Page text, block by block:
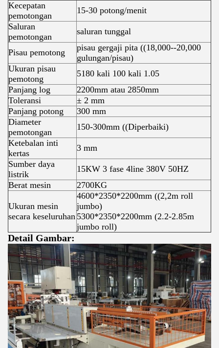
Kecepatan
pemotongan
15-30 potong/menit
Saluran
pemotongan
saluran tunggal
Pisau pemotong
pisau gergaji pita ((18,000--20,000
gulungan/pisau)
Ukuran pisau
pemotong
5180 kali 100 kali 1.05
Panjang log
2200mm atau 2850mm
Toleransi
± 2 mm
Panjang potong
300 mm
Diameter
pemotongan
150-300mm ((Diperbaiki)
Ketebalan inti
kertas
3 mm
Sumber daya
listrik
15KW 3 fase 4line 380V 50HZ
Berat mesin
2700KG
Ukuran mesin
secara keseluruhan
4600*2350*2200mm ((2,2m roll
jumbo)
5300*2350*2200mm (2.2-2.85m
jumbo roll)
Detail Gambar: